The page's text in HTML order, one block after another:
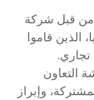
من قبل شركة
الذين قاموا
تجاري.
التعاون
وإبراز